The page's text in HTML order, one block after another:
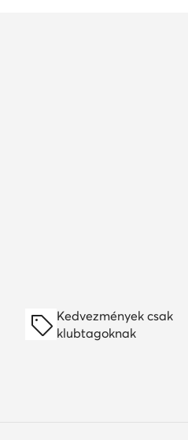
Kedvezmények csak
klubtagoknak